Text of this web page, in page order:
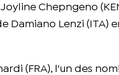
Chepngeno
Damiano Lenzi (ITA)
(FRA), l'un des